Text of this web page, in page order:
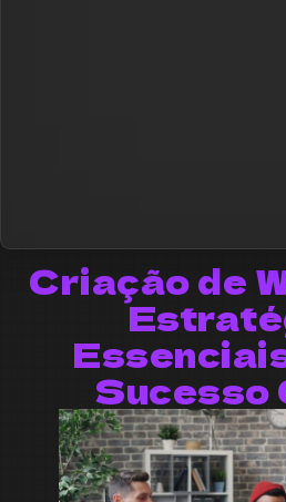
Criação de
Sucesso